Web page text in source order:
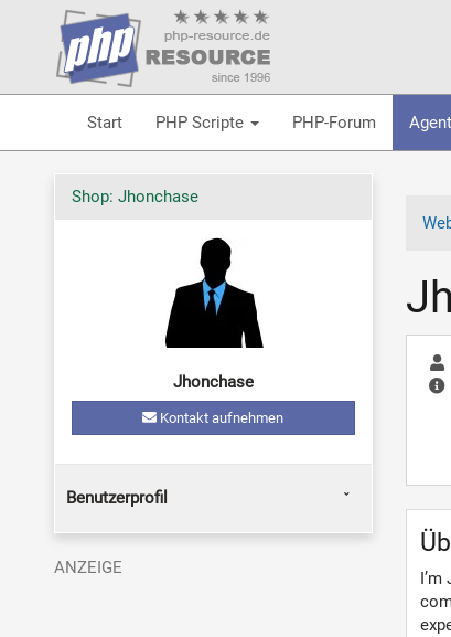
Start PHP Scripte PHP-Forum
Shop: Jhonchase
Jhonchase
Kontakt aufnehmen
Benutzerprofil